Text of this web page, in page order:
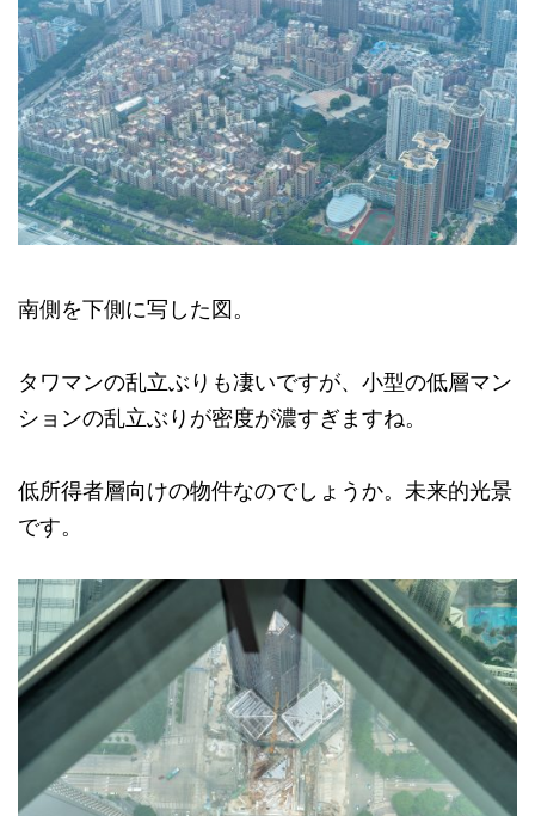
南側を下側に写した図。
タワマンの乱立ぶりも凄いですが、小型の低層マン
ションの乱立ぶりが密度が濃すぎますね。
低所得者層向けの物件なのでしょうか。未来的光景
です。